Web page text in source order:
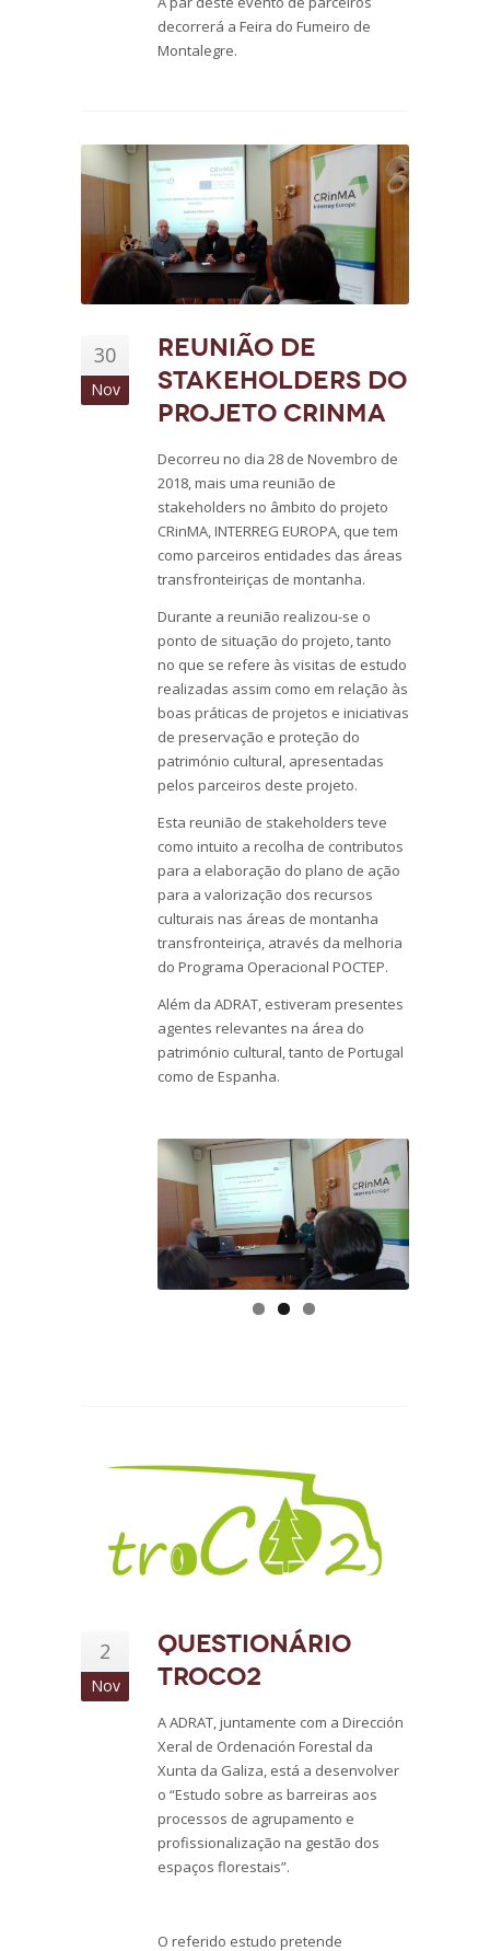
decorrerá a Feira do Fumeiro de
Montalegre.
30
Nov
Reunião de
stakeholders do
projeto CRinMA
Decorreu no dia 28 de Novembro de
2018, mais uma reunião de
stakeholders no âmbito do projeto
CRinMA, INTERREG EUROPA, que tem
como parceiros entidades das áreas
transfronteiriças de montanha.
Durante a reunião realizou-se o
ponto de situação do projeto, tanto
no que se refere às visitas de estudo
realizadas assim como em relação às
boas práticas de projetos e iniciativas
de preservação e proteção do
património cultural, apresentadas
pelos parceiros deste projeto.
Esta reunião de stakeholders teve
como intuito a recolha de contributos
para a elaboração do plano de ação
para a valorização dos recursos
culturais nas áreas de montanha
transfronteiriça, através da melhoria
do Programa Operacional POCTEP.
Além da ADRAT, estiveram presentes
agentes relevantes na área do
património cultural, tanto de Portugal
como de Espanha.
2
Nov
Questionário
TROCO2
A ADRAT, juntamente com a Dirección
Xeral de Ordenación Forestal da
Xunta da Galiza, está a desenvolver
o “Estudo sobre as barreiras aos
processos de agrupamento e
profissionalização na gestão dos
espaços florestais”.
O referido estudo pretende